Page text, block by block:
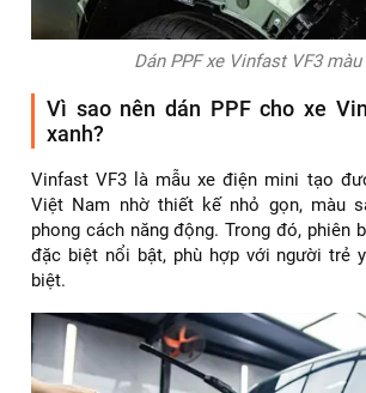
Dán PPF xe Vinfast VF3 màu
Vì sao nên dán PPF cho xe
xanh?
Vinfast VF3 là mẫu xe điện mini tạo
Việt Nam nhờ thiết kế nhỏ gọn, màu
phong cách năng động. Trong đó, phiên
đặc biệt nổi bật, phù hợp với người trẻ
biệt.